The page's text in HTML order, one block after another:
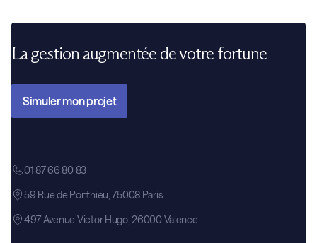
La gestion augmentée de votre fortune
Simuler mon projet
01 87 66 80 83
59 Rue de Ponthieu, 75008 Paris
497 Avenue Victor Hugo, 26000 Valence